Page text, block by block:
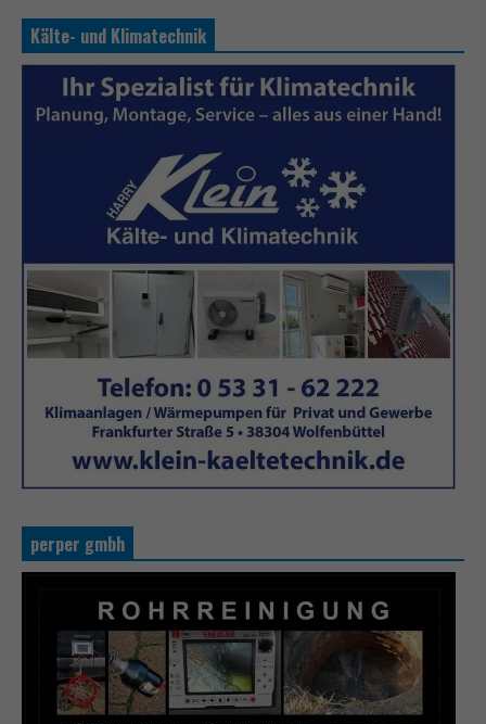
Kälte- und Klimatechnik
perper gmbh